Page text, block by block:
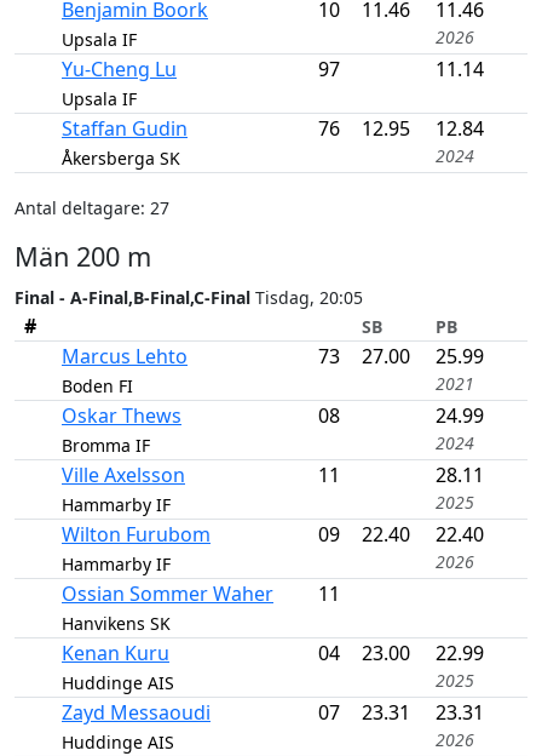
Benjamin Boork
Upsala IF
10 11.46 11.46
2026
Yu-Cheng Lu
Upsala IF
97 11.14
Staffan Gudin
Åkersberga SK
76 12.95 12.84
2024
Antal deltagare: 27
Män 200 m
Final - A-Final,B-Final,C-Final Tisdag, 20:05
# SB PB
Marcus Lehto
Boden FI
73 27.00 25.99
2021
Oskar Thews
Bromma IF
08 24.99
2024
Ville Axelsson
Hammarby IF
11 28.11
2025
Wilton Furubom
Hammarby IF
09 22.40 22.40
2026
Ossian Sommer Waher
Hanvikens SK
11
Kenan Kuru
Huddinge AIS
04 23.00 22.99
2025
Zayd Messaoudi
Huddinge AIS
07 23.31 23.31
2026